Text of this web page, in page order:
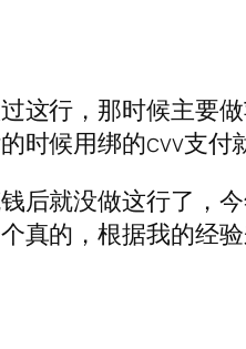
这行，那时候主要
时候用绑的cvv支付
后就没做这行了，
真的，根据我的经